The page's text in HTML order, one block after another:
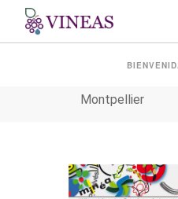
UMR
Montpellier